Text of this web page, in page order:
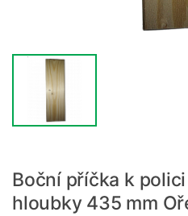
Boční příčka k
hloubky 435 mm